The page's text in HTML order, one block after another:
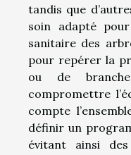
tandis que
soin adapté
sanitaire des
pour repérer la
ou de
compromettre
compte
définir un
évitant ainsi